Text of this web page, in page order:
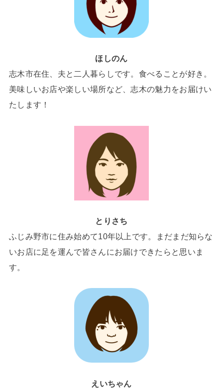
ほしのん
志木市在住、夫と二人暮らしです。食べることが好き。
美味しいお店や楽しい場所など、志木の魅力をお届けい
たします！
とりさち
ふじみ野市に住み始めて10年以上です。まだまだ知らな
いお店に足を運んで皆さんにお届けできたらと思いま
す。
えいちゃん